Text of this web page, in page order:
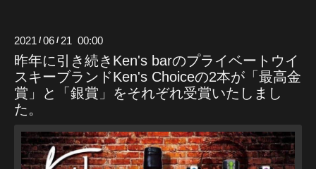
2021 /06 / 21 00:00
昨年に引き続きKen's barのプライベートウイ
スキーブランドKen's Choiceの2本が「最高金
賞」と「銀賞」をそれぞれ受賞いたしまし
た。